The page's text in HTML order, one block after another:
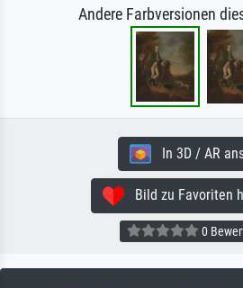
Andere Farbversionen
In 3D / AR
Bild zu Favoriten
0